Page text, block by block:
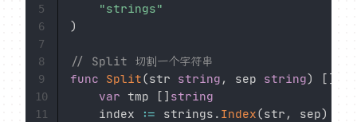
"strings"
)
// Split 切割一个字符串
func
Split(str string , sep string) [ ]
var tmp [ ] string
	index
:= strings . Index(str , sep)
5
6
7
8
9
10
11